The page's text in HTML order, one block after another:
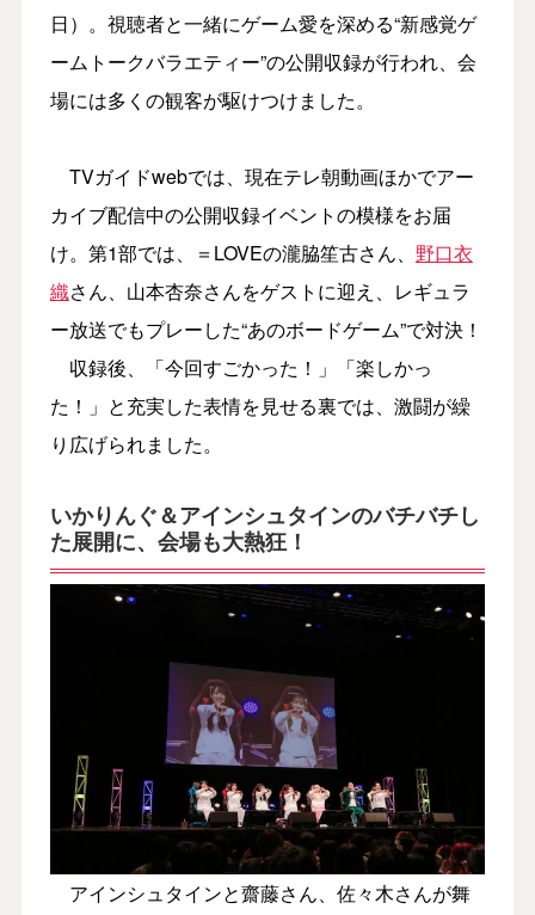
日）。視聴者と一緒にゲーム愛を深める“新感覚ゲ
ームトークバラエティー”の公開収録が行われ、会
場には多くの観客が駆けつけました。
TVガイドwebでは、現在テレ朝動画ほかでアー
カイブ配信中の公開収録イベントの模様をお届
け。第1部では、＝LOVEの瀧脇笙古さん、 野口衣
織さん、山本杏奈さんをゲストに迎え、レギュラ
ー放送でもプレーした“あのボードゲーム”で対決！
収録後、「今回すごかった！」「楽しかっ
た！」と充実した表情を見せる裏では、激闘が繰
り広げられました。
いかりんぐ＆アインシュタインのバチバチし
た展開に、会場も大熱狂！
アインシュタインと齋藤さん、佐々木さんが舞